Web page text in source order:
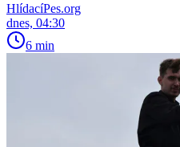
HlídacíPes.org
dnes, 04:30
6 min